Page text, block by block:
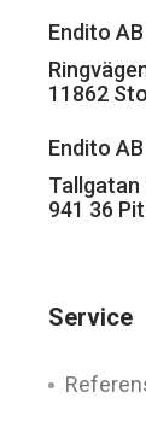
Endito AB
11862
Endito AB
Tallgatan
941 36
Service